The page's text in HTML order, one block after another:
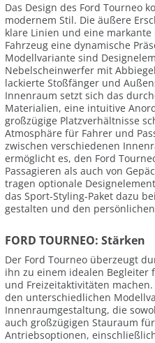
Das Design des Ford Tourneo
modernem Stil. Die äußere
klare Linien und eine
Fahrzeug eine dynamische
Modellvariante sind
Nebelscheinwerfer mit
lackierte Stoßfänger und
Innenraum setzt sich das
Materialien, eine intuitive
großzügige Platzverhältnisse
Atmosphäre für Fahrer und
zwischen verschiedenen
ermöglicht es, den Ford
Passagieren als auch von
tragen optionale
das Sport-Styling-Paket dazu
gestalten und den
FORD TOURNEO: Stärken
Der Ford Tourneo überzeugt
ihn zu einem idealen Begleiter
und Freizeitaktivitäten
den unterschiedlichen
Innenraumgestaltung, die
auch großzügigen Stauraum
Antriebsoptionen,